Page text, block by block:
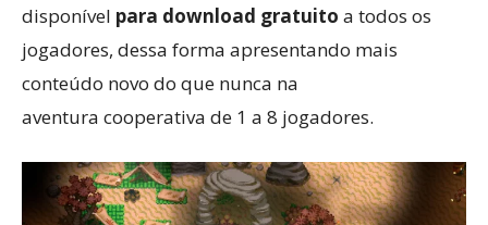
disponível para download gratuito a todos os
jogadores, dessa forma apresentando mais
conteúdo novo do que nunca na
aventura cooperativa de 1 a 8 jogadores.